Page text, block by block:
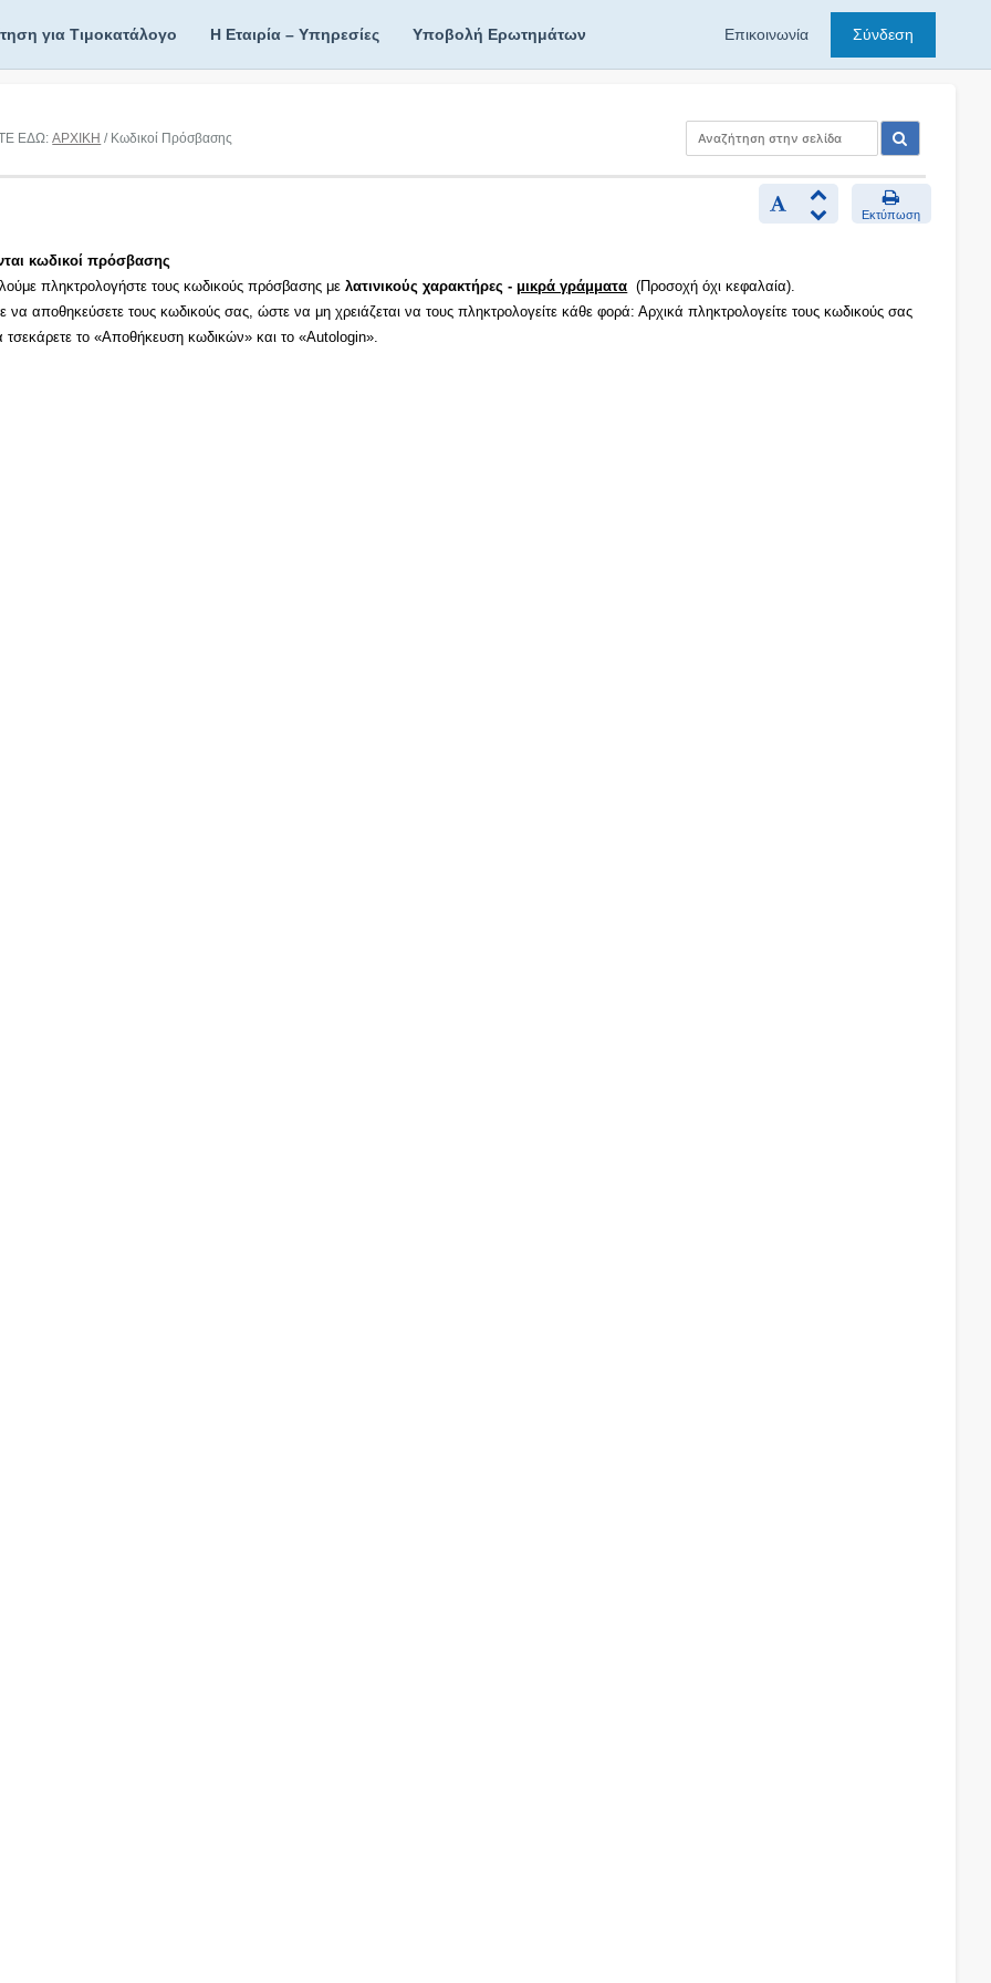
για Τιμοκατάλογο Η Εταιρία – Υπηρεσίες Υποβολή Ερωτημάτων Επικοινωνία Σύνδεση
ΕΔΩ:ΑΡΧΙΚΗ / Κωδικοί Πρόσβασης
Εκτύπωση
κωδικοί πρόσβασης
πληκτρολογήστε τους κωδικούς πρόσβασης μελατινικούς χαρακτήρες - μικρά γράμματα (Προσοχή όχι κεφαλαία).
να αποθηκεύσετε τους κωδικούς σας, ώστε να μη χρειάζεται να τους πληκτρολογείτε κάθε φορά: Αρχικά πληκτρολογείτε τους κωδικούς σας
τσεκάρετε το «Αποθήκευση κωδικών» και το «Autologin».